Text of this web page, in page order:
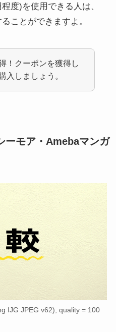
度)を使用できる人は、
ことができますよ。
！クーポンを獲得し
入しましょう。
ーモア・Amebaマンガ
IJG JPEG v62), quality = 100